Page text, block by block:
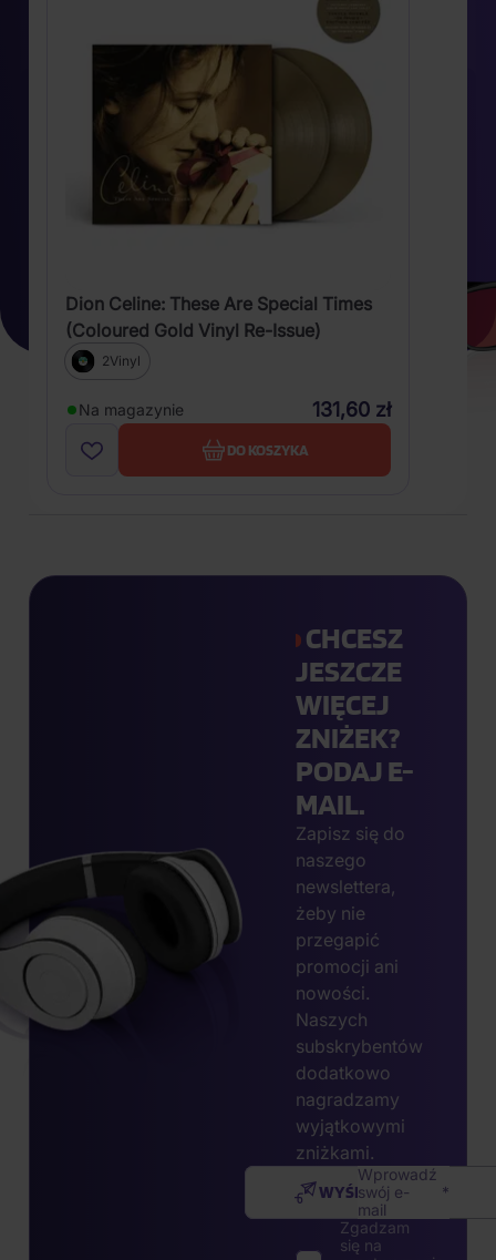
Dion Celine: These Are Special Times
(Coloured Gold Vinyl Re-Issue)
2Vinyl
Na magazynie 131,60 zł
DO KOSZYKA
CHCESZ
JESZCZE
WIĘCEJ
ZNIŻEK?
PODAJ E-
MAIL.
Zapisz się do
naszego
newslettera,
żeby nie
przegapić
promocji ani
nowości.
Naszych
subskrybentów
dodatkowo
nagradzamy
wyjątkowymi
zniżkami.
Wprowadź
swój e-
mail
WYŚLIJ
Zgadzam
się na